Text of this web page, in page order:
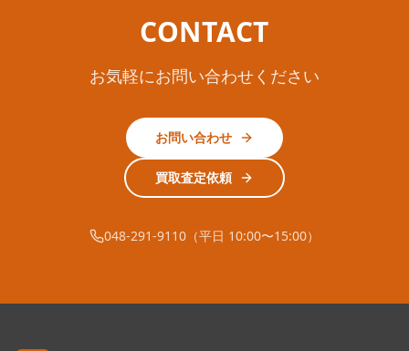
CONTACT
お気軽にお問い合わせください
お問い合わせ
買取査定依頼
048-291-9110（平日 10:00〜15:00）